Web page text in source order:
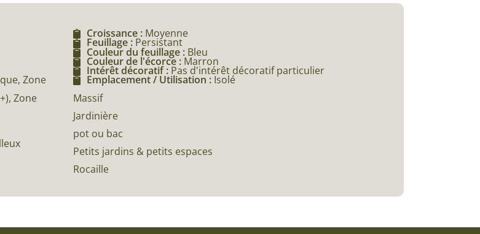
Zone
Zone
Croissance : Moyenne
Feuillage : Persistant
Couleur du feuillage : Bleu
Couleur de l'écorce : Marron
Intérêt décoratif : Pas d'intérêt décoratif particulier
Emplacement / Utilisation : Isolé
Massif
Jardinière
pot ou bac
Petits jardins & petits espaces
Rocaille